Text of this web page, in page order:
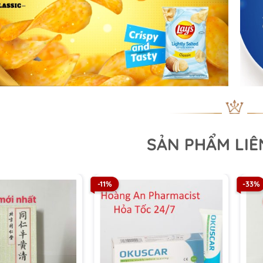
SẢN PHẨM
-11% -33%